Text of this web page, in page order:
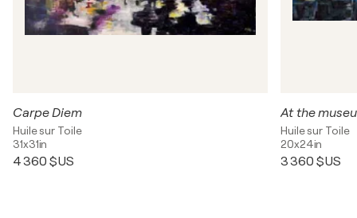
Carpe Diem
Huile sur Toile
31x31in
4 360 $US
At the
Huile sur Toile
20x24in
3 360 $US